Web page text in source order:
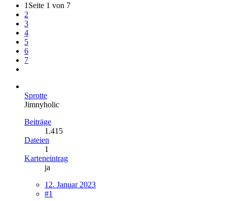
1 Seite 1 von 7
2
3
4
5
6
7
Sprotte
Jimnyholic
Beiträge
1.415
Dateien
1
Karteneintrag
ja
12. Januar 2023
#1